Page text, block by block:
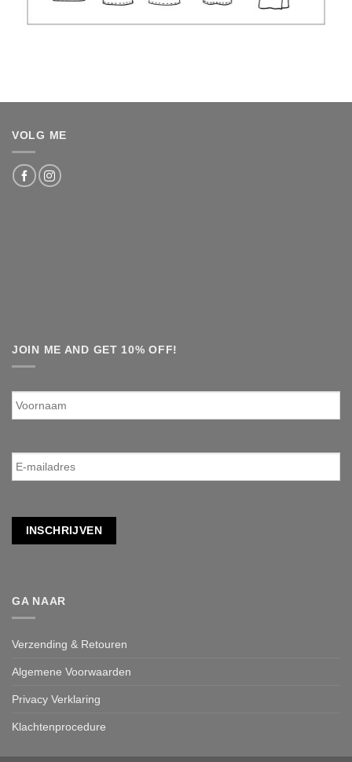
VOLG ME
JOIN ME AND GET 10% OFF!
Voornaam
E-
mailadres *
INSCHRIJVEN
GA NAAR
Verzending & Retouren
Algemene Voorwaarden
Privacy Verklaring
Klachtenprocedure